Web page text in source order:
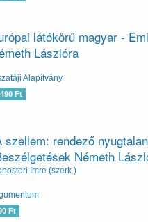
látókörű magyar -
Lászlóra
Alapítvány
Ft
szellem: rendező
Németh
Imre (szerk.)
Ft